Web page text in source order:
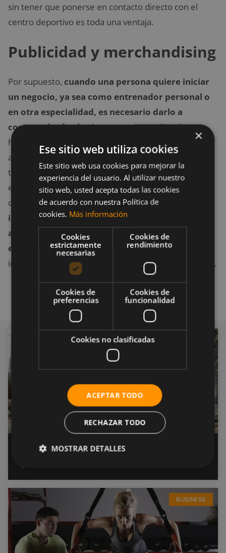
sin tener que ponerse en contacto directo con el
centro deportivo es toda una ventaja.
Publicidad y merchandising
Por supuesto, cuando una persona quiere iniciar
un negocio, ya sea como entrenador personal o
en otra especialidad, es necesario darlo a
conocer desde el primer momento. Puede
hacerse mediante
merchandising
, que llamará la
atención de cualquier persona, usando, en este caso,
toallas deportivas o botellas de agua, entre otros
elementos. También es recomendable la publicidad,
como carteles o tarjetas de visita. Es más,
invitaciones para poder probar las instalaciones
antes de hacerte socio crea una gran confianza
en los clientes potenciales
. Por ello, no dudes en
invertir en aquello que crees para que tu idea triunfe.
Almacenes para entrenadores
BUSINESS
×
Ese sitio web utiliza cookies
Este sitio web usa cookies para mejorar la
experiencia del usuario. Al utilizar nuestro
sitio web, usted acepta todas las cookies
de acuerdo con nuestra Política de
cookies. Más información
Cookies
estrictamente
necesarias
Cookies de
rendimiento
Cookies de
preferencias
Cookies de
funcionalidad
Cookies no clasificadas
ACEPTAR TODO
RECHAZAR TODO
MOSTRAR DETALLES